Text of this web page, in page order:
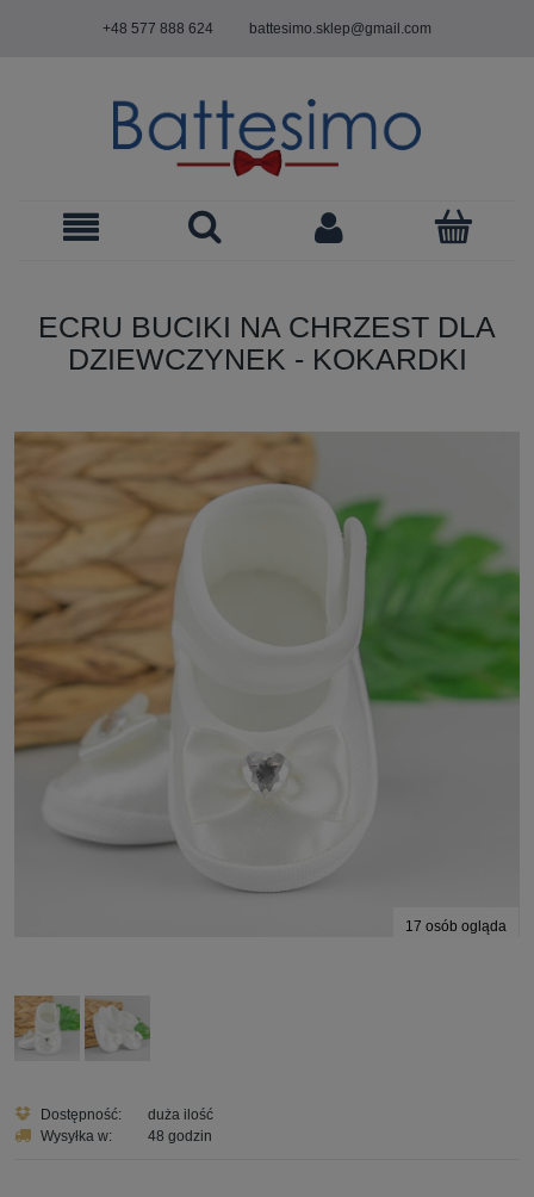
+48 577 888 624 battesimo.sklep@gmail.com
ECRU BUCIKI NA CHRZEST DLA
DZIEWCZYNEK - KOKARDKI
17 osób ogląda
Dostępność:
duża ilość
Wysyłka w:
48 godzin